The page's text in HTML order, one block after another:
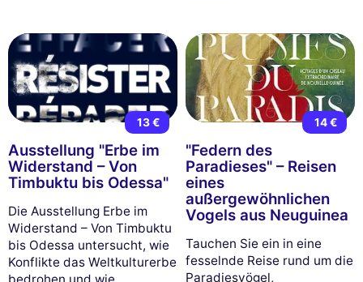
13 €
Ausstellung "Erbe im
Widerstand – Von
Timbuktu bis Odessa"
Die Ausstellung Erbe im
Widerstand – Von Timbuktu
bis Odessa untersucht, wie
Konflikte das Weltkulturerbe
14 €
"Federn des
Paradieses" – Reisen
eines
außergewöhnlichen
Vogels aus Neuguinea
Tauchen Sie ein in eine
fesselnde Reise rund um die
Paradiesvögel,